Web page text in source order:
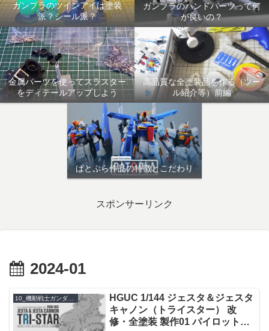
ガンプラのツインアイは塗装
派？シール派？
ガンプラのハンドパーツって何
が良いの？
金属パーツを使ってスラスター
をディテールアップしよう
高品質な全塗装品を作る（ツー
ル紹介等）前編
ぱとぷら作品の特徴とこだわり
スポンサーリンク
2024-01
HGUC 1/144 ジェスタ＆ジェスタ
キャノン（トライスター） 改
修・全塗装 製作01 パイロット